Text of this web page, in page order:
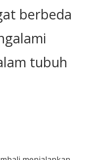
berbeda
tubuh